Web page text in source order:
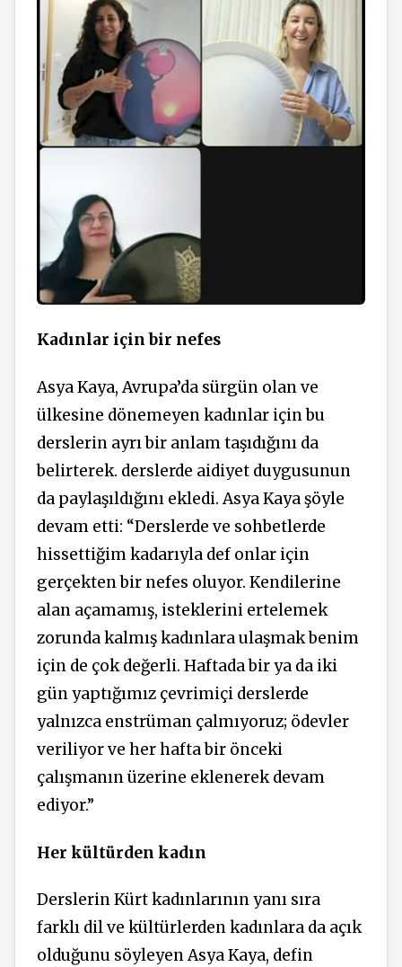
Kadınlar için bir nefes
Asya Kaya, Avrupa’da sürgün olan ve
ülkesine dönemeyen kadınlar için bu
derslerin ayrı bir anlam taşıdığını da
belirterek. derslerde aidiyet duygusunun
da paylaşıldığını ekledi. Asya Kaya şöyle
devam etti: “Derslerde ve sohbetlerde
hissettiğim kadarıyla def onlar için
gerçekten bir nefes oluyor. Kendilerine
alan açamamış, isteklerini ertelemek
zorunda kalmış kadınlara ulaşmak benim
için de çok değerli. Haftada bir ya da iki
gün yaptığımız çevrimiçi derslerde
yalnızca enstrüman çalmıyoruz; ödevler
veriliyor ve her hafta bir önceki
çalışmanın üzerine eklenerek devam
ediyor.”
Her kültürden kadın
Derslerin Kürt kadınlarının yanı sıra
farklı dil ve kültürlerden kadınlara da açık
olduğunu söyleyen Asya Kaya, defin